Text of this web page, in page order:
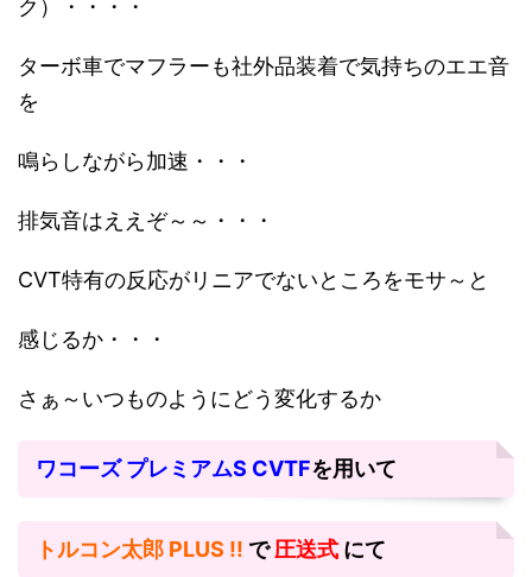
ク）・・・・
ターボ車でマフラーも社外品装着で気持ちのエエ音
を
鳴らしながら加速・・・
排気音はええぞ～～・・・
CVT特有の反応がリニアでないところをモサ～と
感じるか・・・
さぁ～いつものようにどう変化するか
ワコーズ プレミアムS CVTFを用いて
トルコン太郎 PLUS !! で圧送式 にて